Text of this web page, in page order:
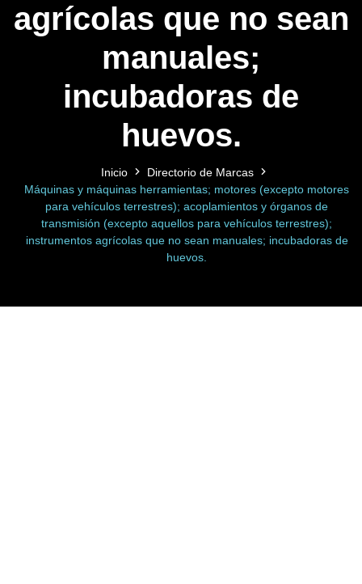
agrícolas que no sean
manuales;
incubadoras de
huevos.
Inicio
Directorio de Marcas
Máquinas y máquinas herramientas; motores (excepto motores
para vehículos terrestres); acoplamientos y órganos de
transmisión (excepto aquellos para vehículos terrestres);
instrumentos agrícolas que no sean manuales; incubadoras de
huevos.